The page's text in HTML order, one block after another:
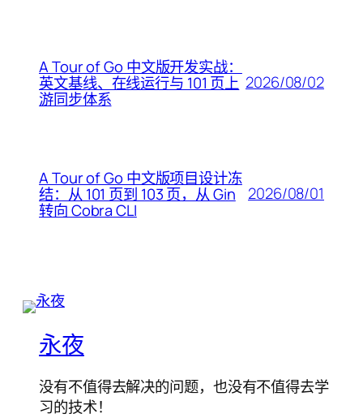
A Tour of Go 中文版开发实战：
英文基线、在线运行与 101 页上
游同步体系
2026/08/02
A Tour of Go 中文版项目设计冻
结：从 101 页到 103 页，从 Gin
转向 Cobra CLI
2026/08/01
永夜
没有不值得去解决的问题，也没有不值得去学
习的技术！